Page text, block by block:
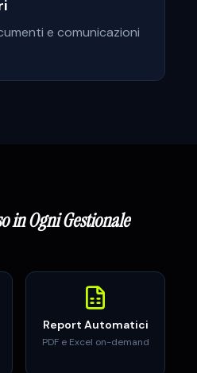
e comunicazioni
in Ogni Gestionale
Report Automatici
PDF e Excel on-demand